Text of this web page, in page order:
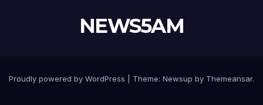
NEWS5AM
Proudly powered by WordPress Theme: Newsup by Themeansar.